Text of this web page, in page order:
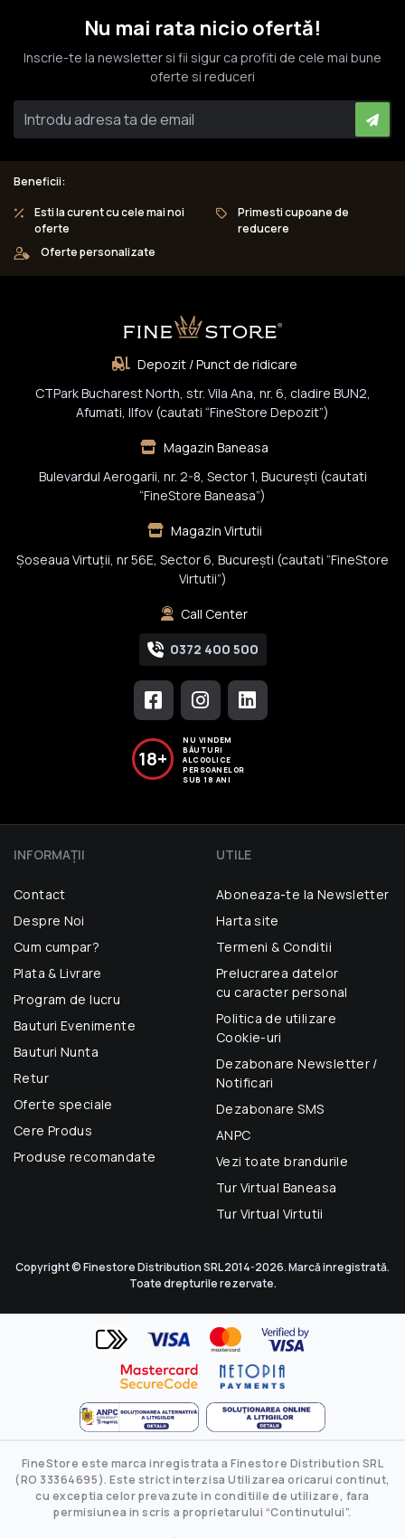
Nu mai rata nicio ofertă!
Inscrie-te la newsletter si fii sigur ca profiti de cele mai bune
oferte si reduceri
Beneficii:
Esti la curent cu cele mai noi
oferte
Primesti cupoane de
reducere
Oferte personalizate
Depozit / Punct de ridicare
CTPark Bucharest North, str. Vila Ana, nr. 6, cladire BUN2,
Afumati, Ilfov (cautati “FineStore Depozit”)
Magazin Baneasa
Bulevardul Aerogarii, nr. 2-8, Sector 1, Bucureşti (cautati
“FineStore Baneasa”)
Magazin Virtutii
Șoseaua Virtuții, nr 56E, Sector 6, București (cautati “FineStore
Virtutii”)
Call Center
0372 400 500
18+
NU VINDEM
BĂUTURI
ALCOOLICE
PERSOANELOR
SUB 18 ANI
INFORMAŢII
Contact
Despre Noi
Cum cumpar?
Plata & Livrare
Program de lucru
Bauturi Evenimente
Bauturi Nunta
Retur
Oferte speciale
Cere Produs
Produse recomandate
UTILE
Aboneaza-te la Newsletter
Harta site
Termeni & Conditii
Prelucrarea datelor
cu caracter personal
Politica de utilizare
Cookie-uri
Dezabonare Newsletter /
Notificari
Dezabonare SMS
ANPC
Vezi toate brandurile
Tur Virtual Baneasa
Tur Virtual Virtutii
Copyright © Finestore Distribution SRL 2014-2026. Marcă inregistrată.
Toate drepturile rezervate.
FineStore este marca inregistrata a Finestore Distribution SRL
(RO 33364695). Este strict interzisa Utilizarea oricarui continut,
cu exceptia celor prevazute in conditiile de utilizare, fara
permisiunea in scris a proprietarului “Continutului”.